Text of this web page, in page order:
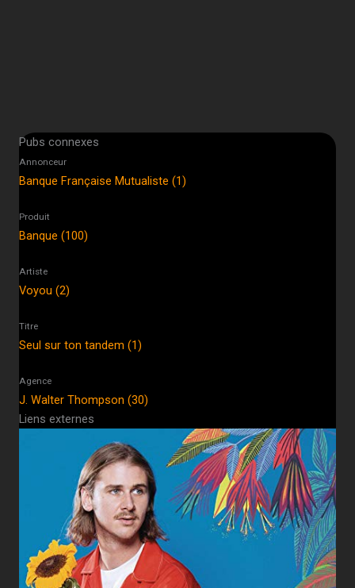
Pubs connexes
Annonceur
Banque Française Mutualiste (1)
Produit
Banque (100)
Artiste
Voyou (2)
Titre
Seul sur ton tandem (1)
Agence
J. Walter Thompson (30)
Liens externes